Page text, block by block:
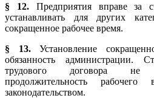
§ 12. Предприятия вправе за
устанавливать для других
сокращенное рабочее время.
§ 13. Установление
обязанность администрации.
трудового договора не
продолжительность рабочего
законодательством.